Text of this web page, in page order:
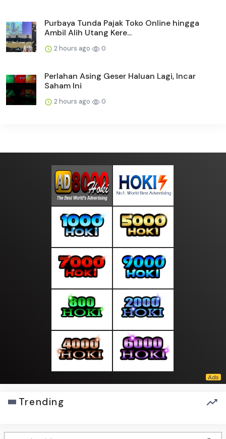
Purbaya Tunda Pajak Toko Online hingga
Ambil Alih Utang Kere...
2 hours ago 0
Perlahan Asing Geser Haluan Lagi, Incar
Saham Ini
2 hours ago 0
Trending